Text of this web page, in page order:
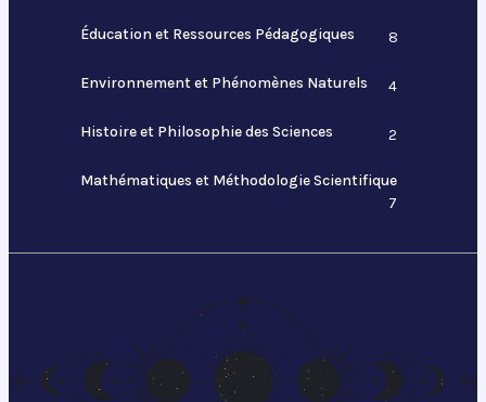
Éducation et Ressources Pédagogiques 8
Environnement et Phénomènes Naturels 4
Histoire et Philosophie des Sciences 2
Mathématiques et Méthodologie Scientifique
7